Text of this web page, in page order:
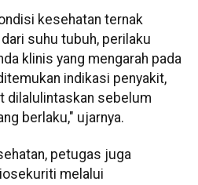
kesehatan ternak
suhu tubuh, perilaku
klinis yang mengarah pada
indikasi penyakit,
dilalulintaskan sebelum
berlaku," ujarnya.
petugas juga
melalui